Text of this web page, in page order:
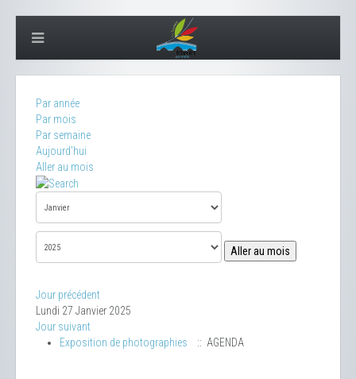
Par année
Par mois
Par semaine
Aujourd'hui
Aller au mois
Aller au mois
Jour précédent
Lundi 27 Janvier 2025
Jour suivant
Exposition de photographies
:: AGENDA